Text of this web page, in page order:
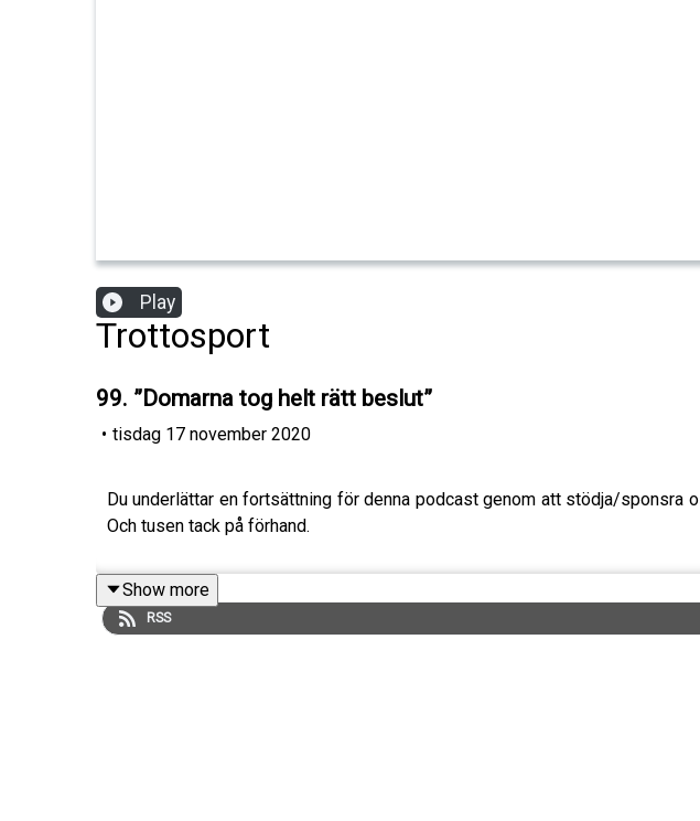
Play
Trottosport
99. ”Domarna tog helt rätt beslut”
• tisdag 17 november 2020
Du underlättar en fortsättning för denna podcast genom att stödja/sponsra
Och tusen tack på förhand.
Show more
RSS